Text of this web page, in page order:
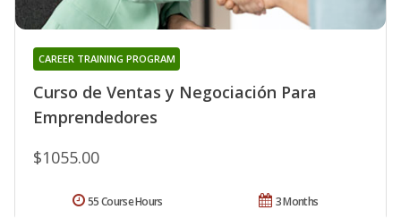
Curso de Ventas y Negociación Para
Emprendedores
CAREER TRAINING PROGRAM
$1055.00
3 Months
55 Course Hours